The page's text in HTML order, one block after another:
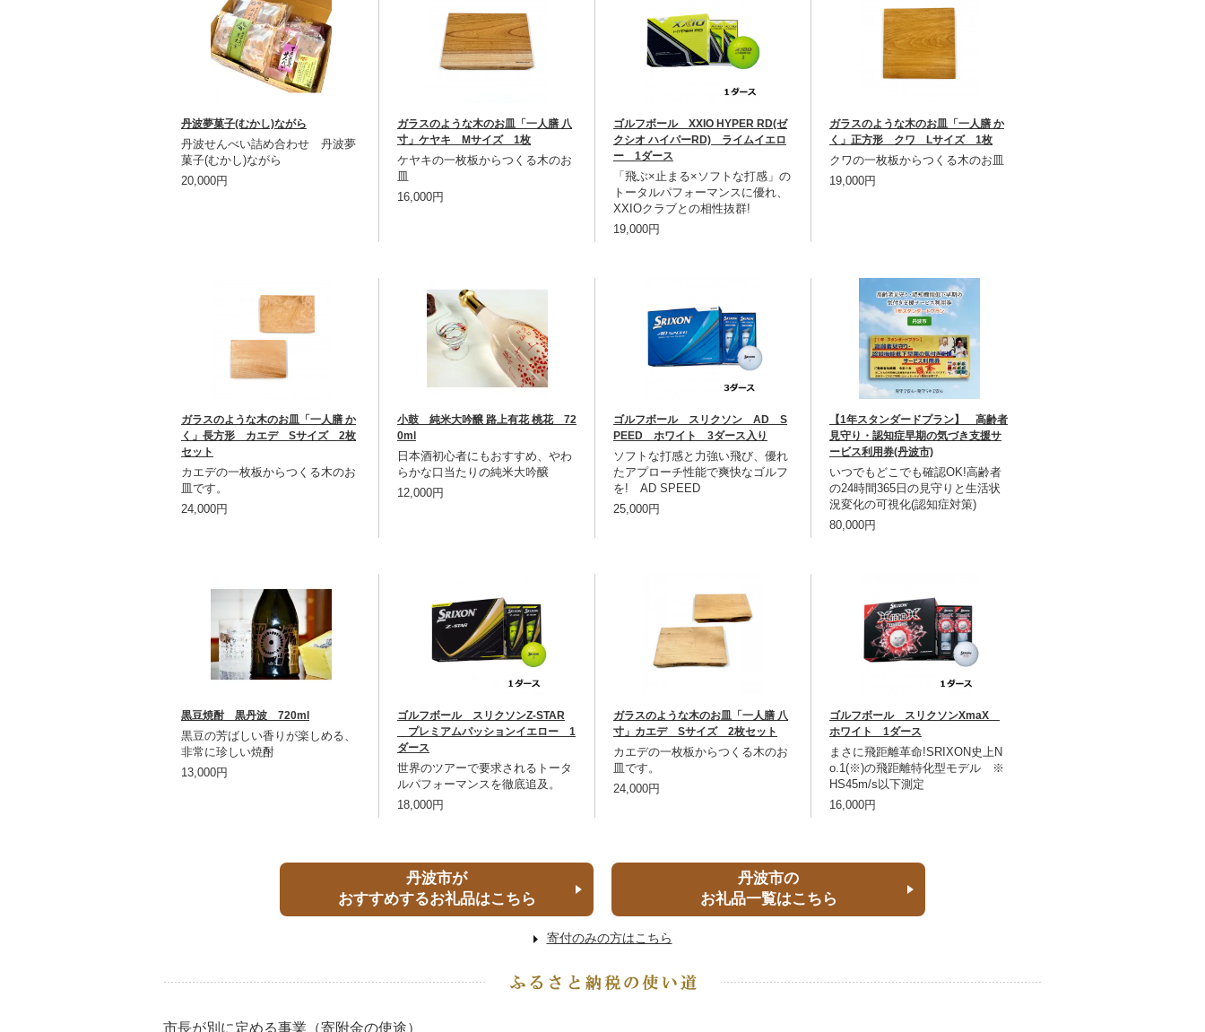
丹波夢菓子(むかし)ながら
丹波せんべい詰め合わせ 丹波夢
菓子(むかし)ながら
20,000円
ガラスのような木のお皿「一人膳 八
寸」ケヤキ Mサイズ 1枚
ケヤキの一枚板からつくる木のお
皿
16,000円
ゴルフボール XXIO HYPER RD(ゼ
クシオ ハイパーRD) ライムイエロ
ー 1ダース
「飛ぶ×止まる×ソフトな打感」の
トータルパフォーマンスに優れ、
XXIOクラブとの相性抜群!
19,000円
ガラスのような木のお皿「一人膳 か
く」正方形 クワ Lサイズ 1枚
クワの一枚板からつくる木のお皿
19,000円
ガラスのような木のお皿「一人膳 か
く」長方形 カエデ Sサイズ 2枚
セット
カエデの一枚板からつくる木のお
皿です。
24,000円
小鼓 純米大吟醸 路上有花 桃花 72
0ml
日本酒初心者にもおすすめ、やわ
らかな口当たりの純米大吟醸
12,000円
ゴルフボール スリクソン AD S
PEED ホワイト 3ダース入り
ソフトな打感と力強い飛び、優れ
たアプローチ性能で爽快なゴルフ
を! AD SPEED
25,000円
【1年スタンダードプラン】 高齢者
見守り・認知症早期の気づき支援サ
ービス利用券(丹波市)
いつでもどこでも確認OK!高齢者
の24時間365日の見守りと生活状
況変化の可視化(認知症対策)
80,000円
黒豆焼酎 黒丹波 720ml
黒豆の芳ばしい香りが楽しめる、
非常に珍しい焼酎
13,000円
ゴルフボール スリクソンZ-STAR
プレミアムパッションイエロー 1
ダース
世界のツアーで要求されるトータ
ルパフォーマンスを徹底追及。
18,000円
ガラスのような木のお皿「一人膳 八
寸」カエデ Sサイズ 2枚セット
カエデの一枚板からつくる木のお
皿です。
24,000円
ゴルフボール スリクソンXmaX
ホワイト 1ダース
まさに飛距離革命!SRIXON史上N
o.1(※)の飛距離特化型モデル ※
HS45m/s以下測定
16,000円
丹波市が
おすすめするお礼品はこちら
丹波市の
お礼品一覧はこちら
寄付のみの方はこちら
市長が別に定める事業（寄附金の使途）